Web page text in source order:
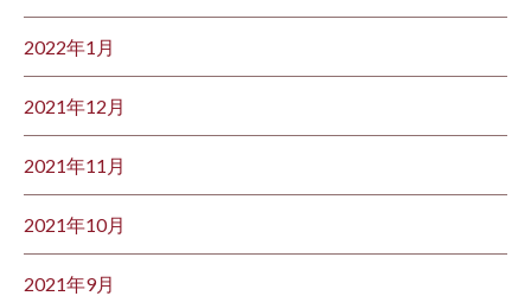
2022年1月
2021年12月
2021年11月
2021年10月
2021年9月